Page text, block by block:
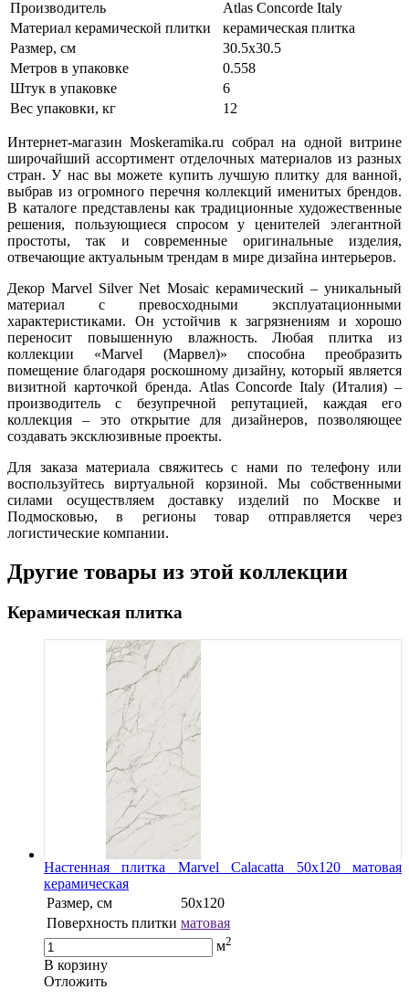
Производитель
Atlas Concorde Italy
Материал керамической плитки
керамическая плитка
Размер, см
30.5x30.5
Метров в упаковке
0.558
Штук в упаковке
6
Вес упаковки, кг
12
Интернет-магазин Moskeramika.ru собрал на одной витрине
широчайший ассортимент отделочных материалов из разных
стран. У нас вы можете купить лучшую плитку для ванной,
выбрав из огромного перечня коллекций именитых брендов.
В каталоге представлены как традиционные художественные
решения, пользующиеся спросом у ценителей элегантной
простоты, так и современные оригинальные изделия,
отвечающие актуальным трендам в мире дизайна интерьеров.
Декор Marvel Silver Net Mosaic керамический – уникальный
материал с превосходными эксплуатационными
характеристиками. Он устойчив к загрязнениям и хорошо
переносит повышенную влажность. Любая плитка из
коллекции «Marvel (Марвел)» способна преобразить
помещение благодаря роскошному дизайну, который является
визитной карточкой бренда. Atlas Concorde Italy (Италия) –
производитель с безупречной репутацией, каждая его
коллекция – это открытие для дизайнеров, позволяющее
создавать эксклюзивные проекты.
Для заказа материала свяжитесь с нами по телефону или
воспользуйтесь виртуальной корзиной. Мы собственными
силами осуществляем доставку изделий по Москве и
Подмосковью, в регионы товар отправляется через
логистические компании.
Другие товары из этой коллекции
Керамическая плитка
Настенная плитка Marvel Calacatta 50x120 матовая
керамическая
Размер, см
50x120
Поверхность плитки матовая
м2
В корзину
Oтложить